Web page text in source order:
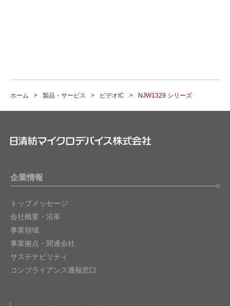
ホーム 製品・サービス ビデオIC NJW1329 シリーズ
企業情報
トップメッセージ
会社概要・沿革
事業領域
事業拠点・関連会社
サステナビリティ
コンプライアンス通報窓口